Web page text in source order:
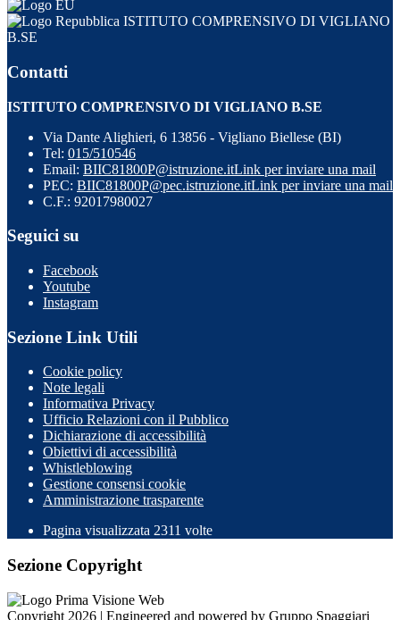
ISTITUTO COMPRENSIVO DI VIGLIANO
B.SE
Contatti
ISTITUTO COMPRENSIVO DI VIGLIANO B.SE
Via Dante Alighieri, 6 13856 - Vigliano Biellese (BI)
Tel: 015/510546
Email: BIIC81800P@istruzione.itLink per inviare una mail
PEC: BIIC81800P@pec.istruzione.itLink per inviare una mail
C.F.: 92017980027
Seguici su
Facebook
Youtube
Instagram
Sezione Link Utili
Cookie policy
Note legali
Informativa Privacy
Ufficio Relazioni con il Pubblico
Dichiarazione di accessibilità
Obiettivi di accessibilità
Whistleblowing
Gestione consensi cookie
Amministrazione trasparente
Pagina visualizzata 2311 volte
Sezione Copyright
Copyright 2026 | Engineered and powered by Gruppo Spaggiari